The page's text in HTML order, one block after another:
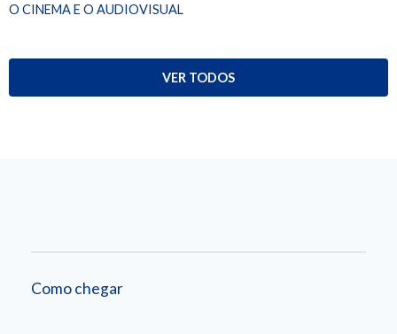
O CINEMA E O AUDIOVISUAL
VER TODOS
Como chegar